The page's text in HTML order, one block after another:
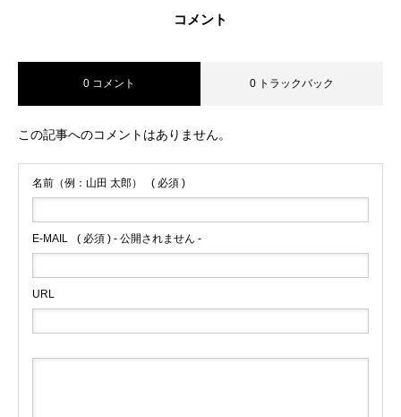
コメント
0 コメント 0 トラックバック
この記事へのコメントはありません。
名前（例：山田 太郎） ( 必須 )
E-MAIL ( 必須 ) - 公開されません -
URL